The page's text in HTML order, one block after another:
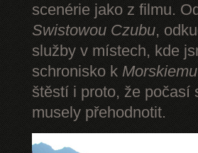
scenérie jako z filmu.
Swistowou Czubu,
služby v místech, kde
schronisko k
štěstí i proto, že počasí
musely přehodnotit.